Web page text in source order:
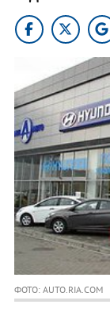
ФОТО: AUTO.RIA.COM